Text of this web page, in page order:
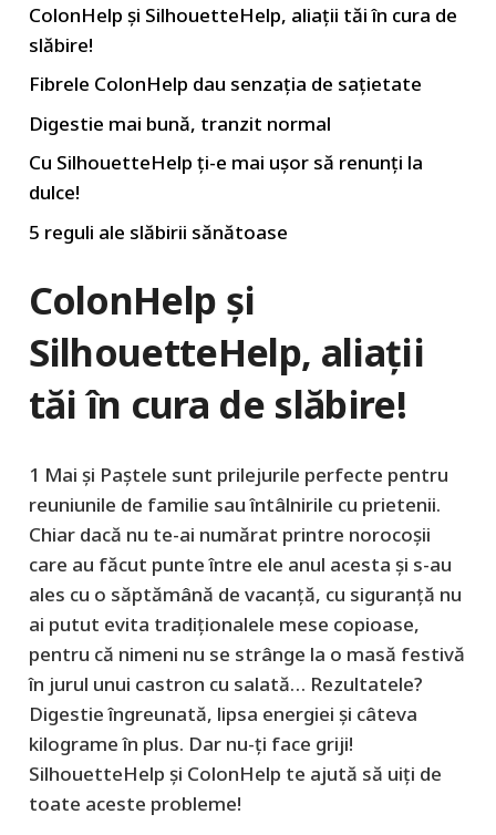
ColonHelp şi SilhouetteHelp, aliaţii tăi în cura de
slăbire!
Fibrele ColonHelp dau senzaţia de saţietate
Digestie mai bună, tranzit normal
Cu SilhouetteHelp ţi-e mai uşor să renunţi la
dulce!
5 reguli ale slăbirii sănătoase
ColonHelp şi
SilhouetteHelp, aliaţii
tăi în cura de slăbire!
1 Mai şi Paştele sunt prilejurile perfecte pentru
reuniunile de familie sau întâlnirile cu prietenii.
Chiar dacă nu te-ai numărat printre norocoşii
care au făcut punte între ele anul acesta şi s-au
ales cu o săptămână de vacanţă, cu siguranţă nu
ai putut evita tradiţionalele mese copioase,
pentru că nimeni nu se strânge la o masă festivă
în jurul unui castron cu salată… Rezultatele?
Digestie îngreunată, lipsa energiei şi câteva
kilograme în plus. Dar nu-ţi face griji!
SilhouetteHelp şi ColonHelp te ajută să uiţi de
toate aceste probleme!